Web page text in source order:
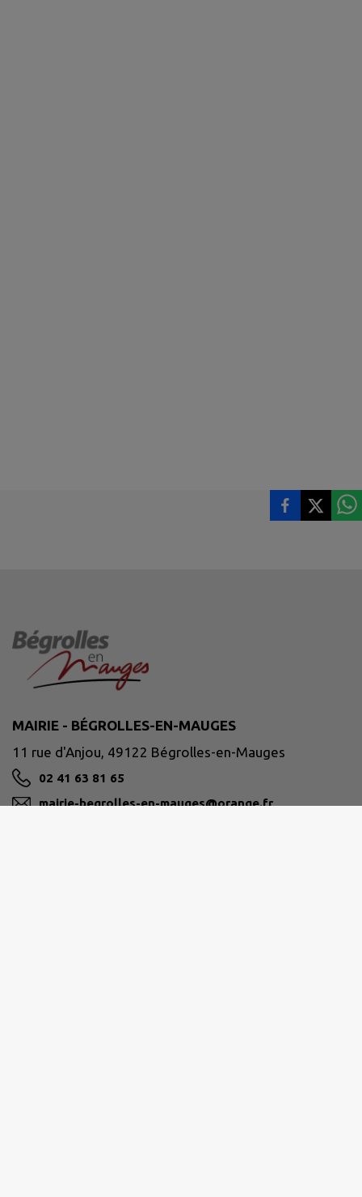
MAIRIE - BÉGROLLES-EN-MAUGES
11 rue d'Anjou, 49122 Bégrolles-en-Mauges
02 41 63 81 65
mairie-begrolles-en-mauges@orange.fr